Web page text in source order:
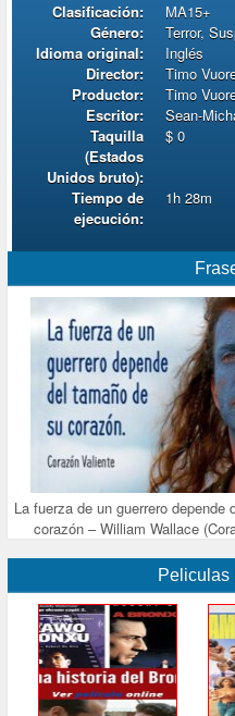
Clasificación:
MA15+
Género:
Terror,
Idioma original:
Inglés
Director:
Timo
Productor:
Timo
Escritor:
Sean-
Taquilla
(Estados
Unidos bruto):
$ 0
Tiempo de
ejecución:
1h 28m
La fuerza de un guerrero depende
corazón – William Wallace
Peliculas